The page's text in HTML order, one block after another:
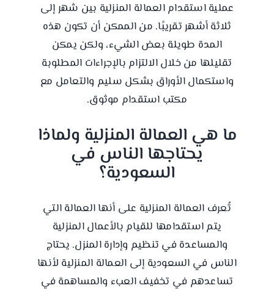
عملية استقدام العمالة المنزلية بين شهر إلى
ثلاثة أشهر تقريبًا. من الممكن أن تكون هذه
المدة طويلة بعض الشيء، ولكن يمكن
تقليلها من خلال الالتزام بالإجراءات المطلوبة
واستكمال الأوراق بشكل سليم والتعامل مع
مكتب استقدام موثوق.
ما هي العمالة المنزلية ولماذا
يحتاجها الناس في
السعودية؟
تُعرف العمالة المنزلية على أنها العمالة التي
يتم استقدامها للقيام بالأعمال المنزلية
والمساعدة في تنظيم وإدارة المنزل. يحتاج
الناس في السعودية إلى العمالة المنزلية لأنها
تساعدهم في تخفيف العبء والمساهمة في